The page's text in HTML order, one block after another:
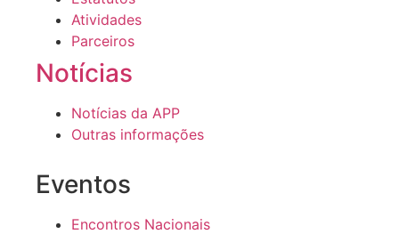
Atividades
Parceiros
Notícias
Notícias da APP
Outras informações
Eventos
Encontros Nacionais